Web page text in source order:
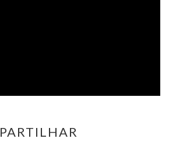
PARTILHAR